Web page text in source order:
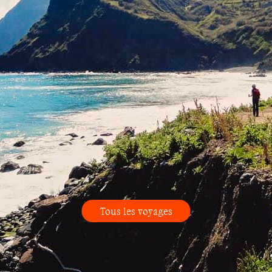
Tous les voyages